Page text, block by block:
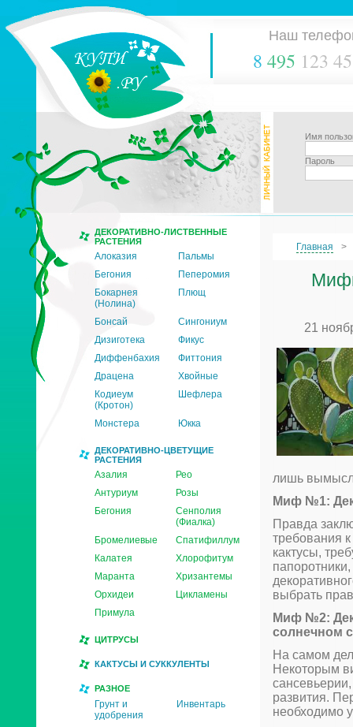
Наш
8 495 123
Имя
Пароль
ДЕКОРАТИВНО-ЛИСТВЕННЫЕ
РАСТЕНИЯ
Алоказия
Пальмы
Бегония
Пеперомия
Бокарнея
(Нолина)
Плющ
Бонсай
Сингониум
Дизиготека
Фикус
Диффенбахия
Фиттония
Драцена
Хвойные
Кодиеум
(Кротон)
Шефлера
Монстера Юкка
ДЕКОРАТИВНО-ЦВЕТУЩИЕ
РАСТЕНИЯ
Азалия
Рео
Антуриум
Розы
Бегония
Сенполия
(Фиалка)
Бромелиевые
Спатифиллум
Калатея
Хлорофитум
Маранта
Хризантемы
Орхидеи
Цикламены
Примула
ЦИТРУСЫ
КАКТУСЫ И СУККУЛЕНТЫ
РАЗНОЕ
Грунт и
удобрения
Инвентарь
Главная
21
лишь
Миф №1:
Правда
требования
кактусы,
выбрать
Миф №2:
солнечном
На самом
Некоторым
развития.
необходимо